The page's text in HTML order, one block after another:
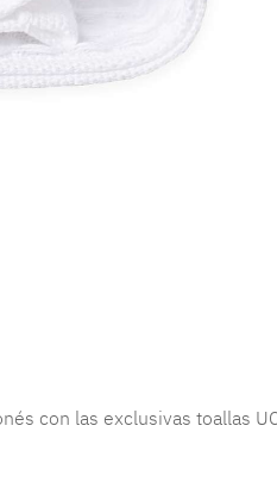
con las exclusivas toallas